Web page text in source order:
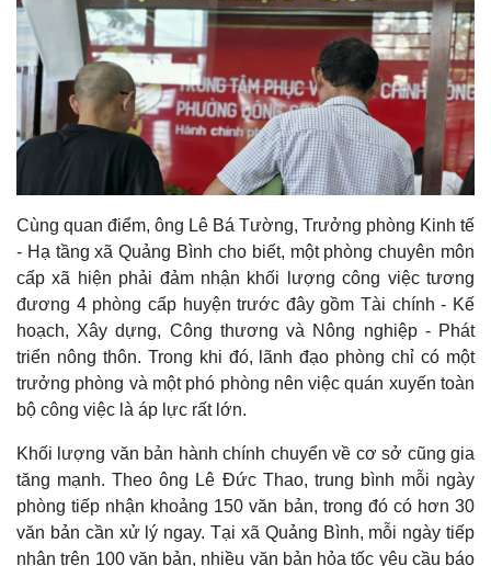
Cùng quan điểm, ông Lê Bá Tường, Trưởng phòng Kinh tế
- Hạ tầng xã Quảng Bình cho biết, một phòng chuyên môn
cấp xã hiện phải đảm nhận khối lượng công việc tương
đương 4 phòng cấp huyện trước đây gồm Tài chính - Kế
hoạch, Xây dựng, Công thương và Nông nghiệp - Phát
triển nông thôn. Trong khi đó, lãnh đạo phòng chỉ có một
trưởng phòng và một phó phòng nên việc quán xuyến toàn
bộ công việc là áp lực rất lớn.
Khối lượng văn bản hành chính chuyển về cơ sở cũng gia
tăng mạnh. Theo ông Lê Đức Thao, trung bình mỗi ngày
phòng tiếp nhận khoảng 150 văn bản, trong đó có hơn 30
văn bản cần xử lý ngay. Tại xã Quảng Bình, mỗi ngày tiếp
nhận trên 100 văn bản, nhiều văn bản hỏa tốc yêu cầu báo